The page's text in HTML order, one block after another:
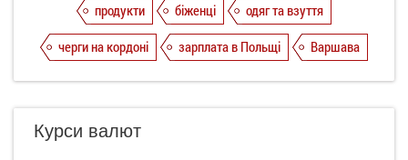
продукти
біженці
одяг та взуття
черги на кордоні
зарплата в Польщі Варшава
Курси валют